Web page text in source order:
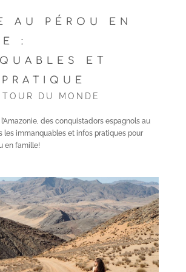
AU PÉROU EN
:
ET
TOUR DU MONDE
des conquistadors espagnols au
les immanquables et infos pratiques pour
en famille!